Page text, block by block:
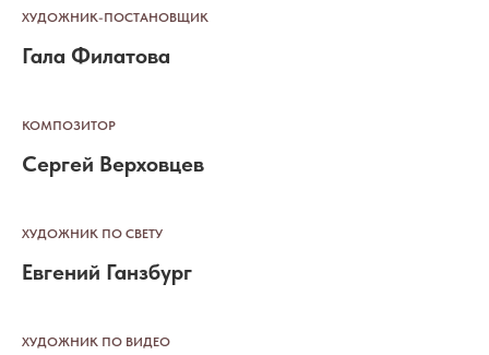
ХУДОЖНИК-ПОСТАНОВЩИК
Гала Филатова
КОМПОЗИТОР
Сергей Верховцев
ХУДОЖНИК ПО СВЕТУ
Евгений Ганзбург
ХУДОЖНИК ПО ВИДЕО